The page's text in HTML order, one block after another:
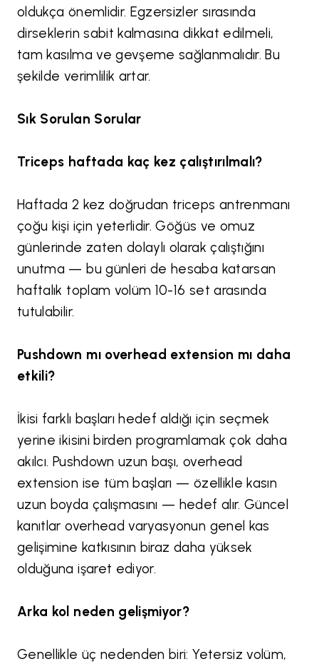
oldukça önemlidir. Egzersizler sırasında
dirseklerin sabit kalmasına dikkat edilmeli,
tam kasılma ve gevşeme sağlanmalıdır. Bu
şekilde verimlilik artar.
Sık Sorulan Sorular
Triceps haftada kaç kez çalıştırılmalı?
Haftada 2 kez doğrudan triceps antrenmanı
çoğu kişi için yeterlidir. Göğüs ve omuz
günlerinde zaten dolaylı olarak çalıştığını
unutma — bu günleri de hesaba katarsan
haftalık toplam volüm 10-16 set arasında
tutulabilir.
Pushdown mı overhead extension mı daha
etkili?
İkisi farklı başları hedef aldığı için seçmek
yerine ikisini birden programlamak çok daha
akılcı. Pushdown uzun başı, overhead
extension ise tüm başları — özellikle kasın
uzun boyda çalışmasını — hedef alır. Güncel
kanıtlar overhead varyasyonun genel kas
gelişimine katkısının biraz daha yüksek
olduğuna işaret ediyor.
Arka kol neden gelişmiyor?
Genellikle üç nedenden biri: Yetersiz volüm,